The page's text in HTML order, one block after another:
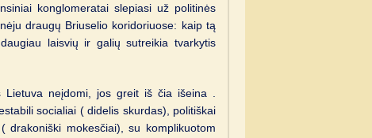
konglomeratai slepiasi už politinės
draugų Briuselio koridoriuose: kaip tą
laisvių ir galių sutreikia tvarkytis
Lietuva neįdomi, jos greit iš čia išeina .
socialiai ( didelis skurdas), politiškai
drakoniški mokesčiai), su komplikuotom